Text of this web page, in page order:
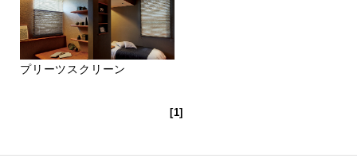
プリーツスクリーン
[1]